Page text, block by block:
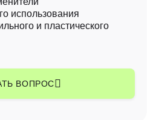
использования
и пластического
ВОПРОС
или торгового
или в коммерческой